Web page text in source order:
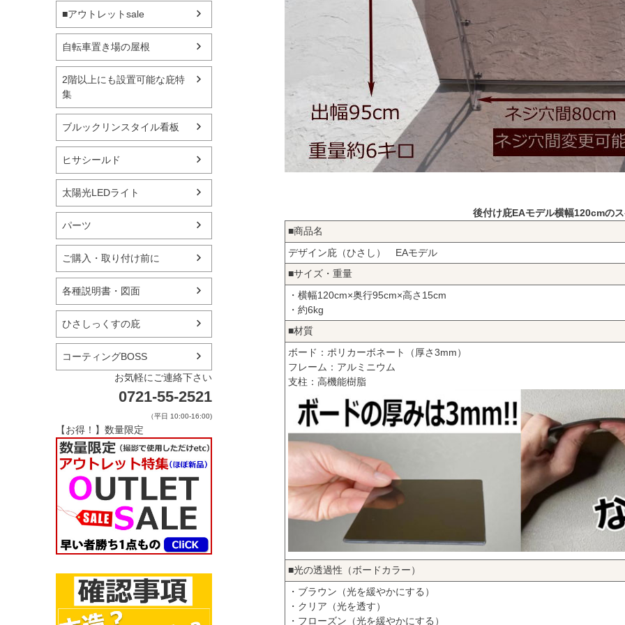
■アウトレットsale
自転車置き場の屋根
2階以上にも設置可能な庇特
集
ブルックリンスタイル看板
ヒサシールド
太陽光LEDライト
パーツ
ご購入・取り付け前に
各種説明書・図面
ひさしっくすの庇
コーティングBOSS
お気軽にご連絡下さい
0721-55-2521
（平日 10:00-16:00)
【お得！】数量限定
後付け庇EAモデル横幅120cmの
■商品名
デザイン庇（ひさし） EAモデル
■サイズ・重量
・横幅120cm×奥行95cm×高さ15cm
・約6kg
■材質
ボード：ポリカーボネート（厚さ3mm）
フレーム：アルミニウム
支柱：高機能樹脂
■光の透過性（ボードカラー）
・ブラウン（光を緩やかにする）
・クリア（光を透す）
・フローズン（光を緩やかにする）